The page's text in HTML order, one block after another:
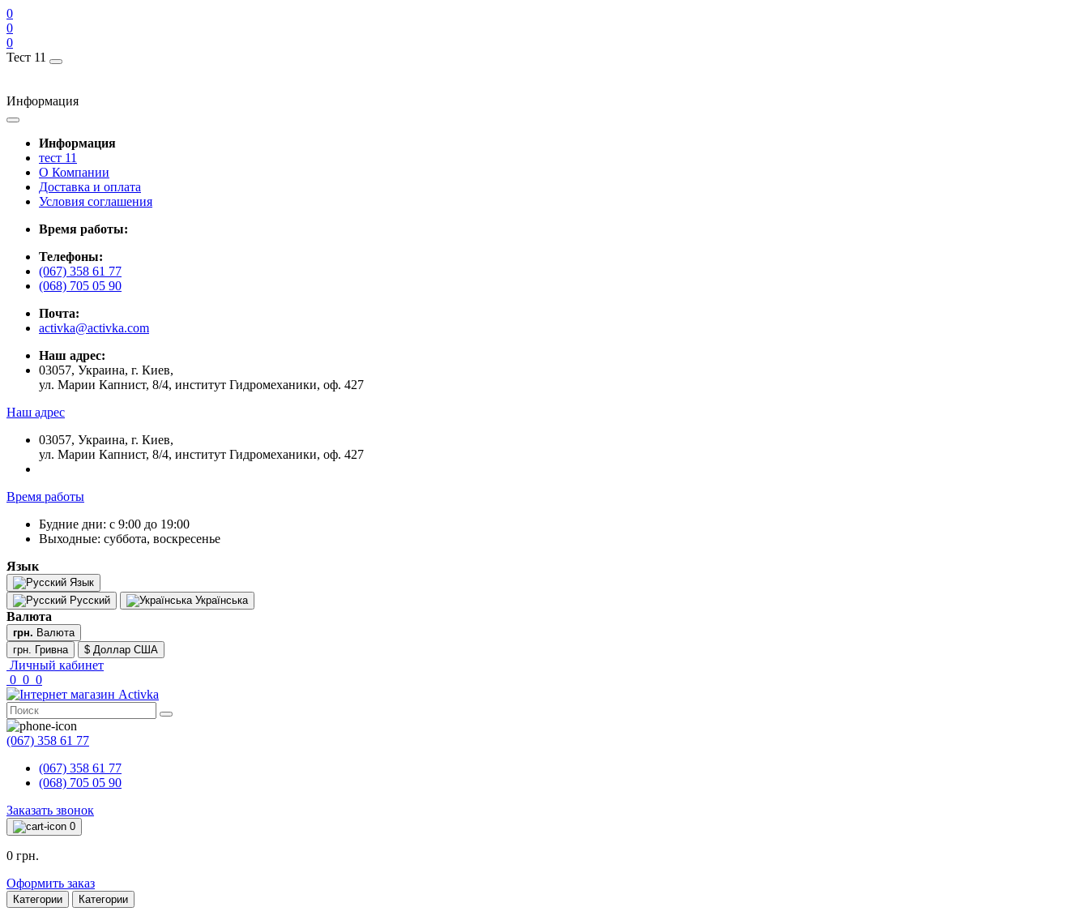
0
0
0
Тест 11
Информация
Информация
тест 11
О Компании
Доставка и оплата
Условия соглашения
Время работы:
Телефоны:
(067) 358 61 77
(068) 705 05 90
Почта:
activka@activka.com
Наш адрес:
03057, Украина, г. Киев,
ул. Марии Капнист, 8/4, институт Гидромеханики, оф. 427
Наш адрес
03057, Украина, г. Киев,
ул. Марии Капнист, 8/4, институт Гидромеханики, оф. 427
Время работы
Будние дни: с 9:00 до 19:00
Выходные: суббота, воскресенье
Язык
Язык
Русский
Українська
Валюта
грн. Валюта
грн. Гривна
$ Доллар США
Личный кабинет
0 0 0
(067) 358 61 77
(067) 358 61 77
(068) 705 05 90
Заказать звонок
0
0 грн.
Оформить заказ
Категории Категории